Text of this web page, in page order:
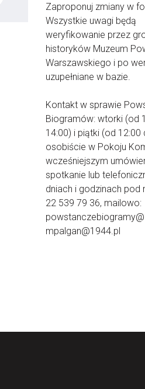
Zaproponuj zmiany w
Wszystkie uwagi będą
weryfikowanie przez
historyków Muzeum
Warszawskiego i po
uzupełniane w bazie.
Kontakt w sprawie
Biogramów: wtorki (od
14:00) i piątki (od 12:00
osobiście w Pokoju
wcześniejszym
spotkanie lub
dniach i godzinach pod
22 539 79 36, mailowo:
mpalgan@1944.pl